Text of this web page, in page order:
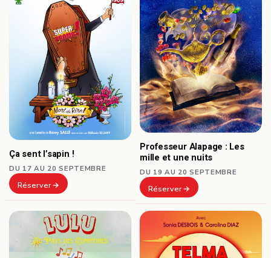
Ça sent l’sapin !
DU 17 AU 20 SEPTEMBRE
Réserver
Professeur Alapage : Les
mille et une nuits
DU 19 AU 20 SEPTEMBRE
Réserver